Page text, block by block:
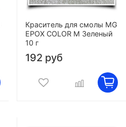
Краситель для смолы MG
EPOX COLOR M Зеленый
10 г
192 руб